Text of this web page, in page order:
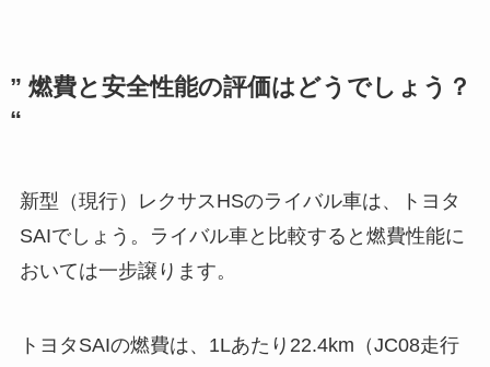
” 燃費と安全性能の評価はどうでしょう？
“
新型（現行）レクサスHSのライバル車は、トヨタ
SAIでしょう。ライバル車と比較すると燃費性能に
おいては一步譲ります。
トヨタSAIの燃費は、1Lあたり22.4km（JC08走行